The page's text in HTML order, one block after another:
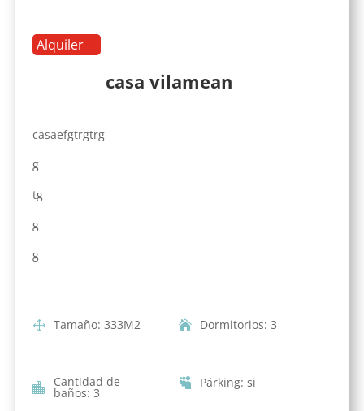
Alquiler
casa vilamean
casaefgtrgtrg
g
tg
g
g
Tamaño: 333M2 Dormitorios: 3
Cantidad de
baños: 3
Párking: si